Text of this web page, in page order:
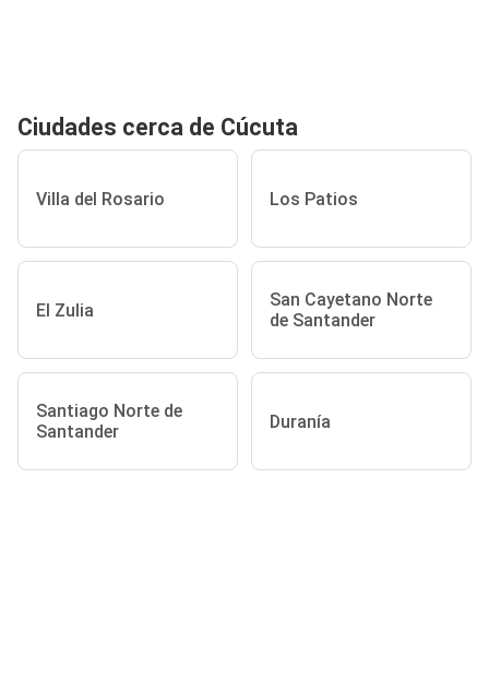
Ciudades cerca de Cúcuta
Villa del Rosario Los Patios
El Zulia
San Cayetano Norte
de Santander
Santiago Norte de
Santander
Duranía